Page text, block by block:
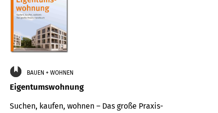
BAUEN + WOHNEN
Eigentumswohnung
Suchen, kaufen, wohnen – Das große Praxis-